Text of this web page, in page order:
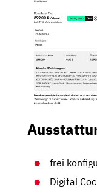
frei
Digital